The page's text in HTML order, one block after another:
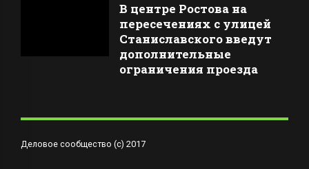
В центре Ростова на
пересечениях с улицей
Станиславского введут
дополнительные
ограничения проезда
Деловое сообщество (с) 2017